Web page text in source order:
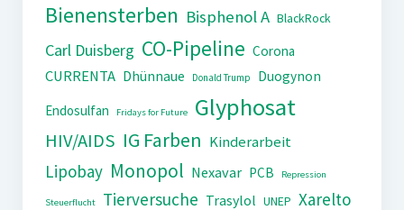
Bienensterben Bisphenol A BlackRock
Carl Duisberg CO-Pipeline Corona
CURRENTA Dhünnaue Donald Trump
Duogynon
Endosulfan
Fridays for Future Glyphosat
HIV/AIDS IG Farben Kinderarbeit
Lipobay Monopol Nexavar PCB Repression
Steuerflucht Tierversuche Trasylol UNEP Xarelto